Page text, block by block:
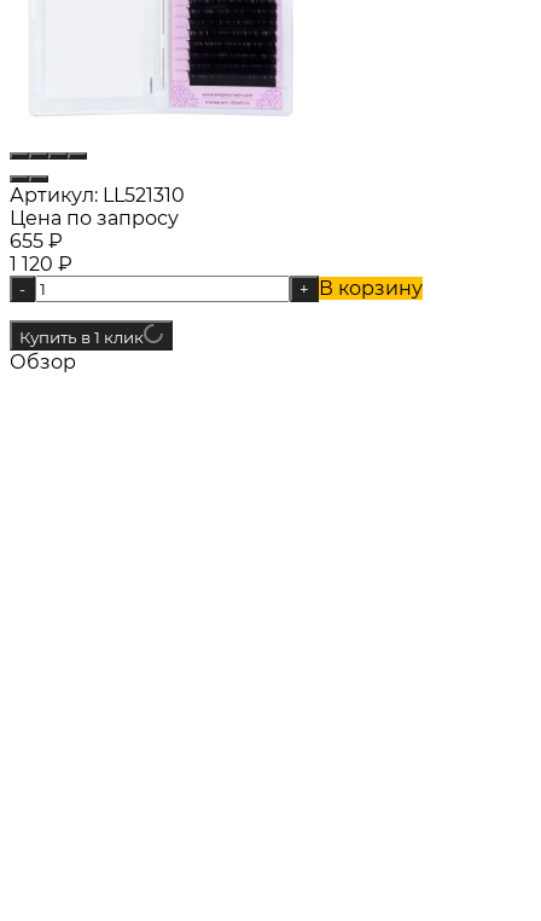
Артикул: LL521310
Цена по запросу
655 ₽
1 120 ₽
- + В корзину
Купить в 1 клик
Обзор